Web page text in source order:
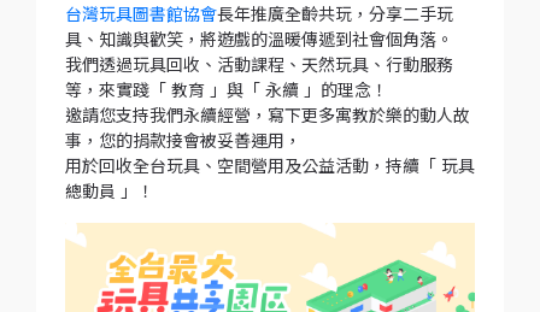
台灣玩具圖書館協會長年推廣全齡共玩，分享二手玩
具、知識與歡笑，將遊戲的溫暖傳遞到社會個角落。
我們透過玩具回收、活動課程、天然玩具、行動服務
等，來實踐「 教育 」與「 永續 」的理念！
邀請您支持我們永續經營，寫下更多寓教於樂的動人故
事，您的捐款接會被妥善運用，
用於回收全台玩具、空間營用及公益活動，持續「 玩具
總動員 」！